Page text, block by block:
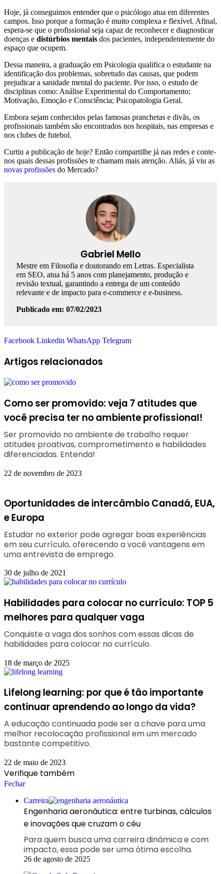
Hoje, já conseguimos entender que o psicólogo atua em diferentes
campos. Isso porque a formação é muito complexa e flexível. Afinal,
espera-se que o profissional seja capaz de reconhecer e diagnosticar
doenças e distúrbios mentais dos pacientes, independentemente do
espaço que ocupem.
Dessa maneira, a graduação em Psicologia qualifica o estudante na
identificação dos problemas, sobretudo das causas, que podem
prejudicar a sanidade mental do paciente. Por isso, o estudo de
disciplinas como: Análise Experimental do Comportamento;
Motivação, Emoção e Consciência; Psicopatologia Geral.
Embora sejam conhecidos pelas famosas pranchetas e divãs, os
profissionais também são encontrados nos hospitais, nas empresas e
nos clubes de futebol.
Curtiu a publicação de hoje? Então compartilhe já nas redes e conte-
nos quais dessas profissões te chamam mais atenção. Aliás, já viu as
novas profissões do Mercado?
Gabriel Mello
Mestre em Filosofia e doutorando em Letras. Especialista
em SEO, atua há 5 anos com planejamento, produção e
revisão textual, garantindo a entrega de um conteúdo
relevante e de impacto para e-commerce e e-business.
Publicado em: 07/02/2023
Facebook Linkedin WhatsApp Telegram
Artigos relacionados
Como ser promovido: veja 7 atitudes que
você precisa ter no ambiente profissional!
Ser promovido no ambiente de trabalho requer
atitudes proativas, comprometimento e habilidades
diferenciadas. Entenda!
22 de novembro de 2023
Oportunidades de intercâmbio Canadá, EUA,
e Europa
Estudar no exterior pode agregar boas experiências
em seu currículo, oferecendo a você vantagens em
uma entrevista de emprego.
30 de julho de 2021
Habilidades para colocar no currículo: TOP 5
melhores para qualquer vaga
Conquiste a vaga dos sonhos com essas dicas de
habilidades para colocar no currículo.
18 de março de 2025
Lifelong learning: por que é tão importante
continuar aprendendo ao longo da vida?
A educação continuada pode ser a chave para uma
melhor recolocação profissional em um mercado
bastante competitivo.
22 de maio de 2023
Verifique também
Fechar
Carreira
Engenharia aeronáutica: entre turbinas, cálculos
e inovações que cruzam o céu
Para quem busca uma carreira dinâmica e com
impacto, essa pode ser uma ótima escolha.
26 de agosto de 2025